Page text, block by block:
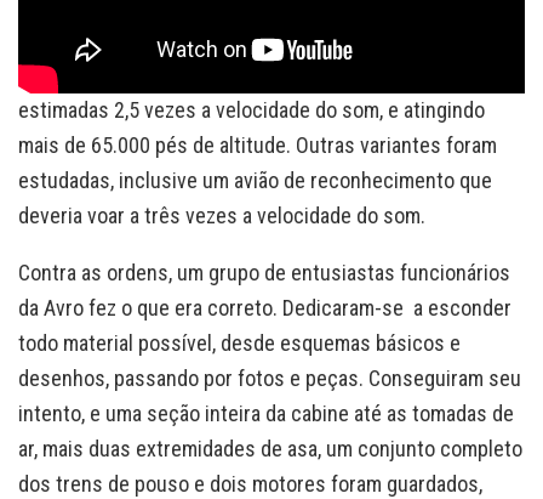
Se continuasse, o Arrow teria uma versão como o
Iroquois ainda mais potente, permitindo ao avião chegar a
estimadas 2,5 vezes a velocidade do som, e atingindo
mais de 65.000 pés de altitude. Outras variantes foram
estudadas, inclusive um avião de reconhecimento que
deveria voar a três vezes a velocidade do som.
Contra as ordens, um grupo de entusiastas funcionários
da Avro fez o que era correto. Dedicaram-se a esconder
todo material possível, desde esquemas básicos e
desenhos, passando por fotos e peças. Conseguiram seu
intento, e uma seção inteira da cabine até as tomadas de
ar, mais duas extremidades de asa, um conjunto completo
dos trens de pouso e dois motores foram guardados,